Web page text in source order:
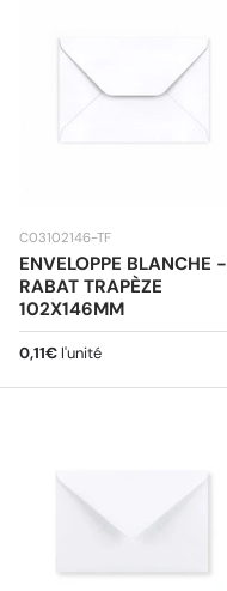
C03102146-TF
ENVELOPPE BLANCHE -
RABAT TRAPÈZE
102X146MM
Prix habituel
0,11€ l'unité